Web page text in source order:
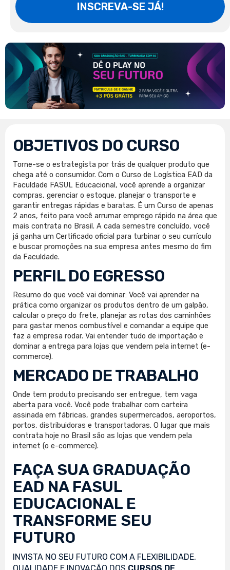
INSCREVA-SE JÁ!
OBJETIVOS DO CURSO
Torne-se o estrategista por trás de qualquer produto que
chega até o consumidor. Com o Curso de Logística EAD da
Faculdade FASUL Educacional, você aprende a organizar
compras, gerenciar o estoque, planejar o transporte e
garantir entregas rápidas e baratas. É um Curso de apenas
2 anos, feito para você arrumar emprego rápido na área que
mais contrata no Brasil. A cada semestre concluído, você
já ganha um Certificado oficial para turbinar o seu currículo
e buscar promoções na sua empresa antes mesmo do fim
da Faculdade.
PERFIL DO EGRESSO
Resumo do que você vai dominar: Você vai aprender na
prática como organizar os produtos dentro de um galpão,
calcular o preço do frete, planejar as rotas dos caminhões
para gastar menos combustível e comandar a equipe que
faz a empresa rodar. Vai entender tudo de importação e
dominar a entrega para lojas que vendem pela internet (e-
commerce).
MERCADO DE TRABALHO
Onde tem produto precisando ser entregue, tem vaga
aberta para você. Você pode trabalhar com carteira
assinada em fábricas, grandes supermercados, aeroportos,
portos, distribuidoras e transportadoras. O lugar que mais
contrata hoje no Brasil são as lojas que vendem pela
internet (o e-commerce).
FAÇA SUA GRADUAÇÃO
EAD NA FASUL
EDUCACIONAL E
TRANSFORME SEU
FUTURO
INVISTA NO SEU FUTURO COM A FLEXIBILIDADE,
QUALIDADE E INOVAÇÃO DOS CURSOS DE